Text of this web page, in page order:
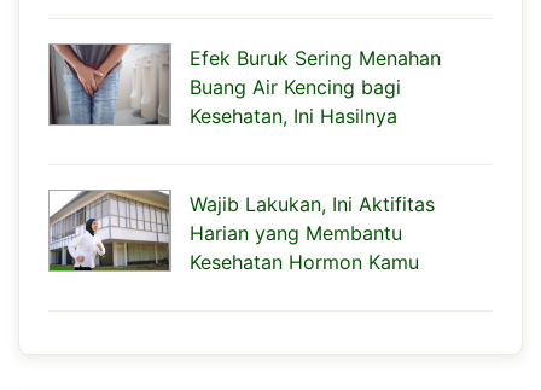
Efek Buruk Sering Menahan
Buang Air Kencing bagi
Kesehatan, Ini Hasilnya
Wajib Lakukan, Ini Aktifitas
Harian yang Membantu
Kesehatan Hormon Kamu